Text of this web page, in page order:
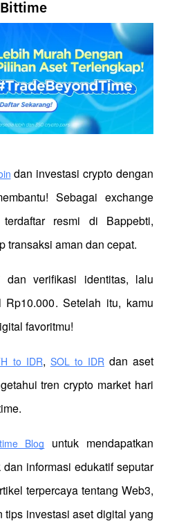
dan investasi crypto dengan
Sebagai exchange
resmi di Bappebti,
transaksi aman dan cepat.
dan verifikasi identitas, lalu
Setelah itu, kamu
favoritmu!
to IDR, SOL to IDR dan aset
tren crypto market hari
Blog
untuk mendapatkan
informasi edukatif seputar
terpercaya tentang Web3,
investasi aset digital yang